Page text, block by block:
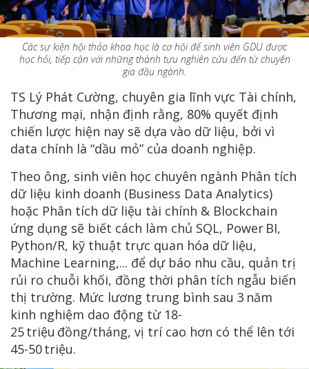
Các sự kiện hội thảo khoa học là cơ hội để sinh viên GDU được
học hỏi, tiếp cận với những thành tựu nghiên cứu đến từ chuyên
gia đầu ngành.
TS Lý Phát Cường, chuyên gia lĩnh vực Tài chính,
Thương mại, nhận định rằng, 80% quyết định
chiến lược hiện nay sẽ dựa vào dữ liệu, bởi vì
data chính là “dầu mỏ” của doanh nghiệp.
Theo ông, sinh viên học chuyên ngành Phân tích
dữ liệu kinh doanh (Business Data Analytics)
hoặc Phân tích dữ liệu tài chính & Blockchain
ứng dụng sẽ biết cách làm chủ SQL, Power BI,
Python/R, kỹ thuật trực quan hóa dữ liệu,
Machine Learning,... để dự báo nhu cầu, quản trị
rủi ro chuỗi khối, đồng thời phân tích ngẫu biến
thị trường. Mức lương trung bình sau 3 năm
kinh nghiệm dao động từ 18-
25 triệu đồng/tháng, vị trí cao hơn có thể lên tới
45-50 triệu.